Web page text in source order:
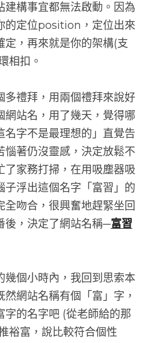
建構事宜都無法啟動。因為
的定位position，定位出來
定，再來就是你的架構(支
相扣。
多禮拜，用兩個禮拜來說好
網站名，用了幾天，覺得哪
名字不是最理想的」直覺告
惱著仍沒靈感，決定放鬆不
了家務打掃，在用吸塵器吸
子浮出這個名字「富習」的
全吻合，很興奮地趕緊坐回
後，決定了網站名稱─富習
幾個小時內，我回到思索本
網站名稱有個「富」字，
字的名字吧 (從老師給的那
裕富，說比較符合個性